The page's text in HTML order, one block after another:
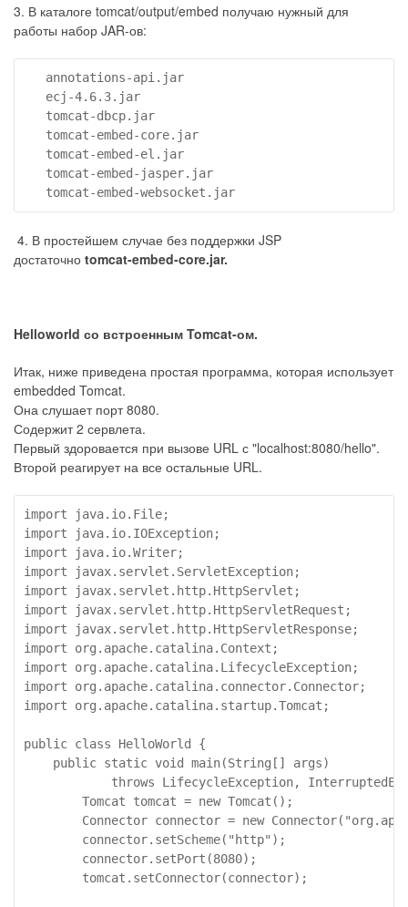
3. В каталоге tomcat/output/embed получаю нужный для
работы набор JAR-ов:
annotations-api.jar
ecj-4.6.3.jar
tomcat-dbcp.jar
tomcat-embed-core.jar
tomcat-embed-el.jar
tomcat-embed-jasper.jar
tomcat-embed-websocket.jar
4. В простейшем случае без поддержки JSP
достаточно tomcat-embed-core.jar.
Helloworld со встроенным Tomcat-ом.
Итак, ниже приведена простая программа, которая использует
embedded Tomcat.
Она слушает порт 8080.
Содержит 2 сервлета.
Первый здоровается при вызове URL с "localhost:8080/hello".
Второй реагирует на все остальные URL.
import java.io.File;
import java.io.IOException;
import java.io.Writer;
import javax.servlet.ServletException;
import javax.servlet.http.HttpServlet;
import javax.servlet.http.HttpServletRequest;
import javax.servlet.http.HttpServletResponse;
import org.apache.catalina.Context;
import org.apache.catalina.LifecycleException;
import org.apache.catalina.connector.Connector;
import org.apache.catalina.startup.Tomcat;
public class HelloWorld {
public static void main(String[] args)
throws LifecycleException,
Tomcat tomcat = new Tomcat();
Connector connector = new
connector.setScheme("http");
connector.setPort(8080);
tomcat.setConnector(connector);